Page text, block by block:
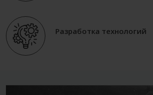
Разработка технологий